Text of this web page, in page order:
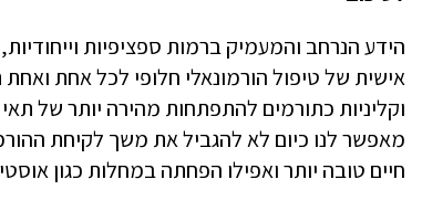
הידע הנרחב והמעמיק ברמות ספציפיות
אישית של טיפול הורמונאלי חלופי לכל אחת
וקליניות כתורמים להתפתחות מהירה יותר של
מאפשר לנו כיום לא להגביל את משך לקיחת
חיים טובה יותר ואפילו הפחתה במחלות כגון